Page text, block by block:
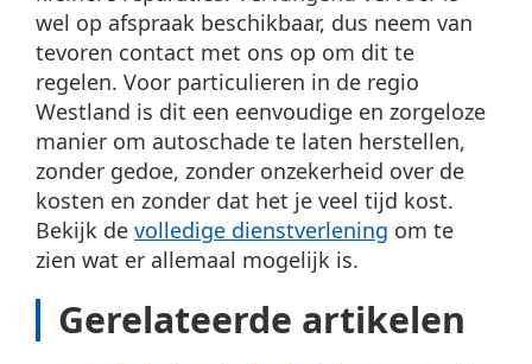
wel op afspraak beschikbaar, dus neem van
tevoren contact met ons op om dit te
regelen. Voor particulieren in de regio
Westland is dit een eenvoudige en zorgeloze
manier om autoschade te laten herstellen,
zonder gedoe, zonder onzekerheid over de
kosten en zonder dat het je veel tijd kost.
Bekijk de volledige dienstverlening om te
zien wat er allemaal mogelijk is.
Gerelateerde artikelen